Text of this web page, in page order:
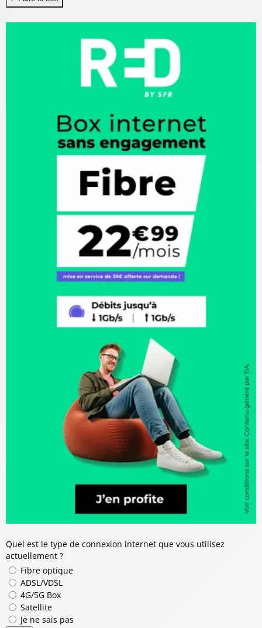
Quel est le type de connexion internet que vous utilisez
actuellement ?
Fibre optique
ADSL/VDSL
4G/5G Box
Satellite
Je ne sais pas